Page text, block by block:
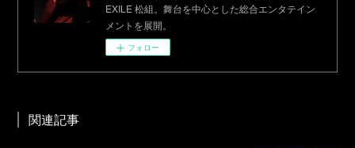
EXILE 松組。舞台を中心とした総合エンタテイン
メントを展開。
フォロー
関連記事